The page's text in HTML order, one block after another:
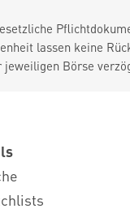
lassen keine
Börse